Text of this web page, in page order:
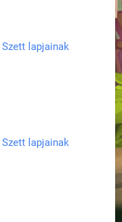
Szett lapjainak
Szett lapjainak